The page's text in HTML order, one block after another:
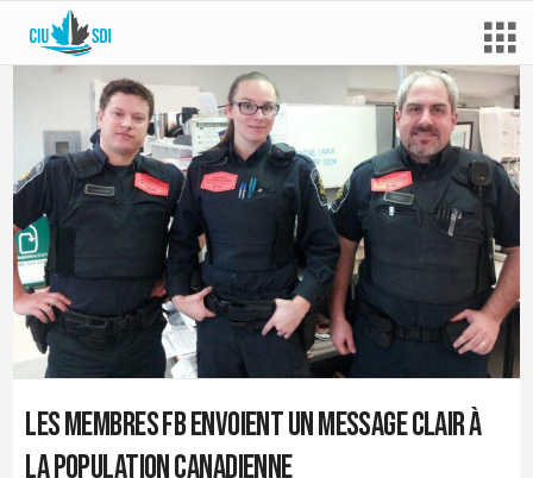
Les membres FB envoient un message clair à
la population canadienne